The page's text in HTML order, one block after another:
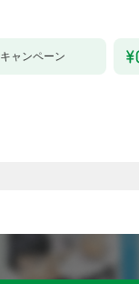
キャンペーン